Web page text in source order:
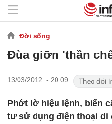
Đời sống
Đùa giỡn 'thần
13/03/2012 - 20:09
Phớt lờ hiệu lệnh, biển
tư sử dụng điện thoại di